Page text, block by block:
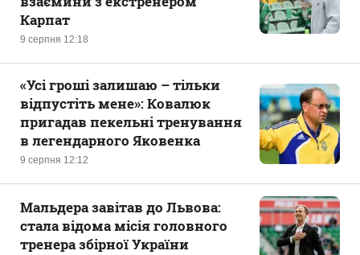
9 серпня 12:18
Карпат
9 серпня 12:12
«Усі гроші залишаю – тільки
відпустіть мене»: Ковалюк
пригадав пекельні тренування
в легендарного Яковенка
Мальдера завітав до Львова:
стала відома місія головного
тренера збірної України